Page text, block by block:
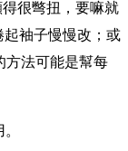
很彆扭，要嘛就
袖子慢慢改；或
方法可能是幫每